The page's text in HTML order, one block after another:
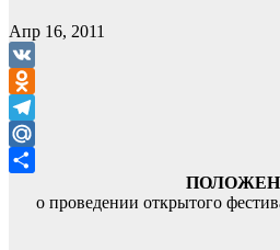
Апр 16, 2011
VK
Odnoklassniki
Telegram
Mail.Ru
о проведении открытого